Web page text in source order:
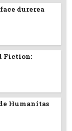
durerea
Fiction:
Humanitas